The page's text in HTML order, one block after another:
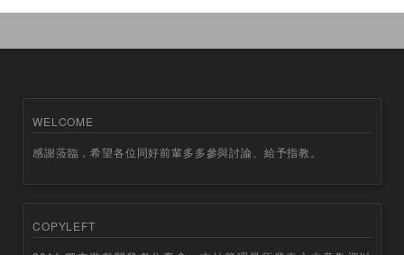
WELCOME
感謝蒞臨，希望各位同好前輩多多參與討論、給予指教。
COPYLEFT